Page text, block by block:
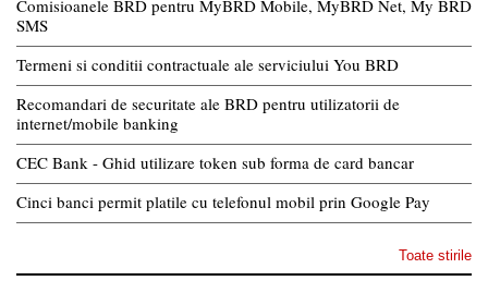
Comisioanele BRD pentru MyBRD Mobile, MyBRD Net, My BRD
SMS
Termeni si conditii contractuale ale serviciului You BRD
Recomandari de securitate ale BRD pentru utilizatorii de
internet/mobile banking
CEC Bank - Ghid utilizare token sub forma de card bancar
Cinci banci permit platile cu telefonul mobil prin Google Pay
Toate stirile